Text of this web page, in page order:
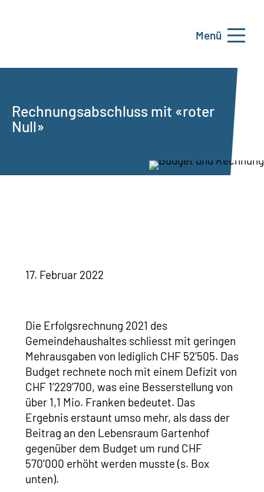
Menü
Rechnungsabschluss mit «roter
Null»
17. Februar 2022
Die Erfolgsrechnung 2021 des
Gemeindehaushaltes schliesst mit geringen
Mehrausgaben von lediglich CHF 52’505. Das
Budget rechnete noch mit einem Defizit von
CHF 1’229’700, was eine Besserstellung von
über 1,1 Mio. Franken bedeutet. Das
Ergebnis erstaunt umso mehr, als dass der
Beitrag an den Lebensraum Gartenhof
gegenüber dem Budget um rund CHF
570’000 erhöht werden musste (s. Box
unten).